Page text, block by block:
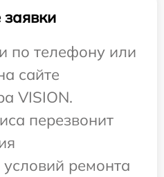
по телефону или
сайте
VISION.
перезвонит
ремонта